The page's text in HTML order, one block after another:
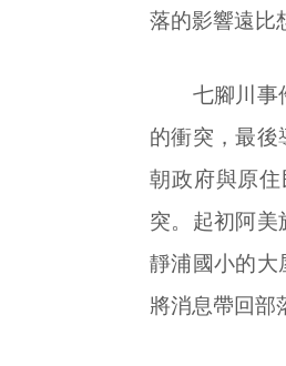
落的影響遠比
七腳川事件
的衝突，最後
朝政府與原
突。起初阿美
靜浦國小的大
將消息帶回部